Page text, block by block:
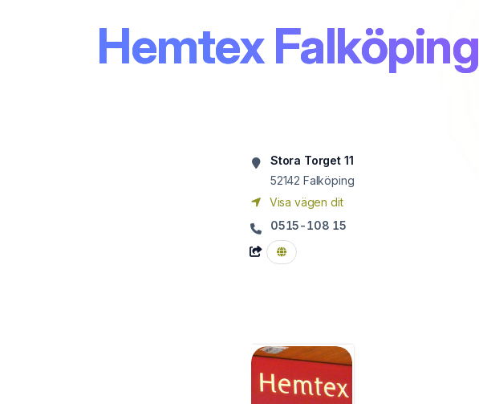
Hemtex Falköping
Stora Torget 11
52142 Falköping
Visa vägen dit
0515-108 15